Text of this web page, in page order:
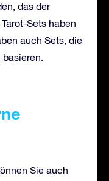
das der
Sets haben
auch Sets, die
basieren.
Sie auch